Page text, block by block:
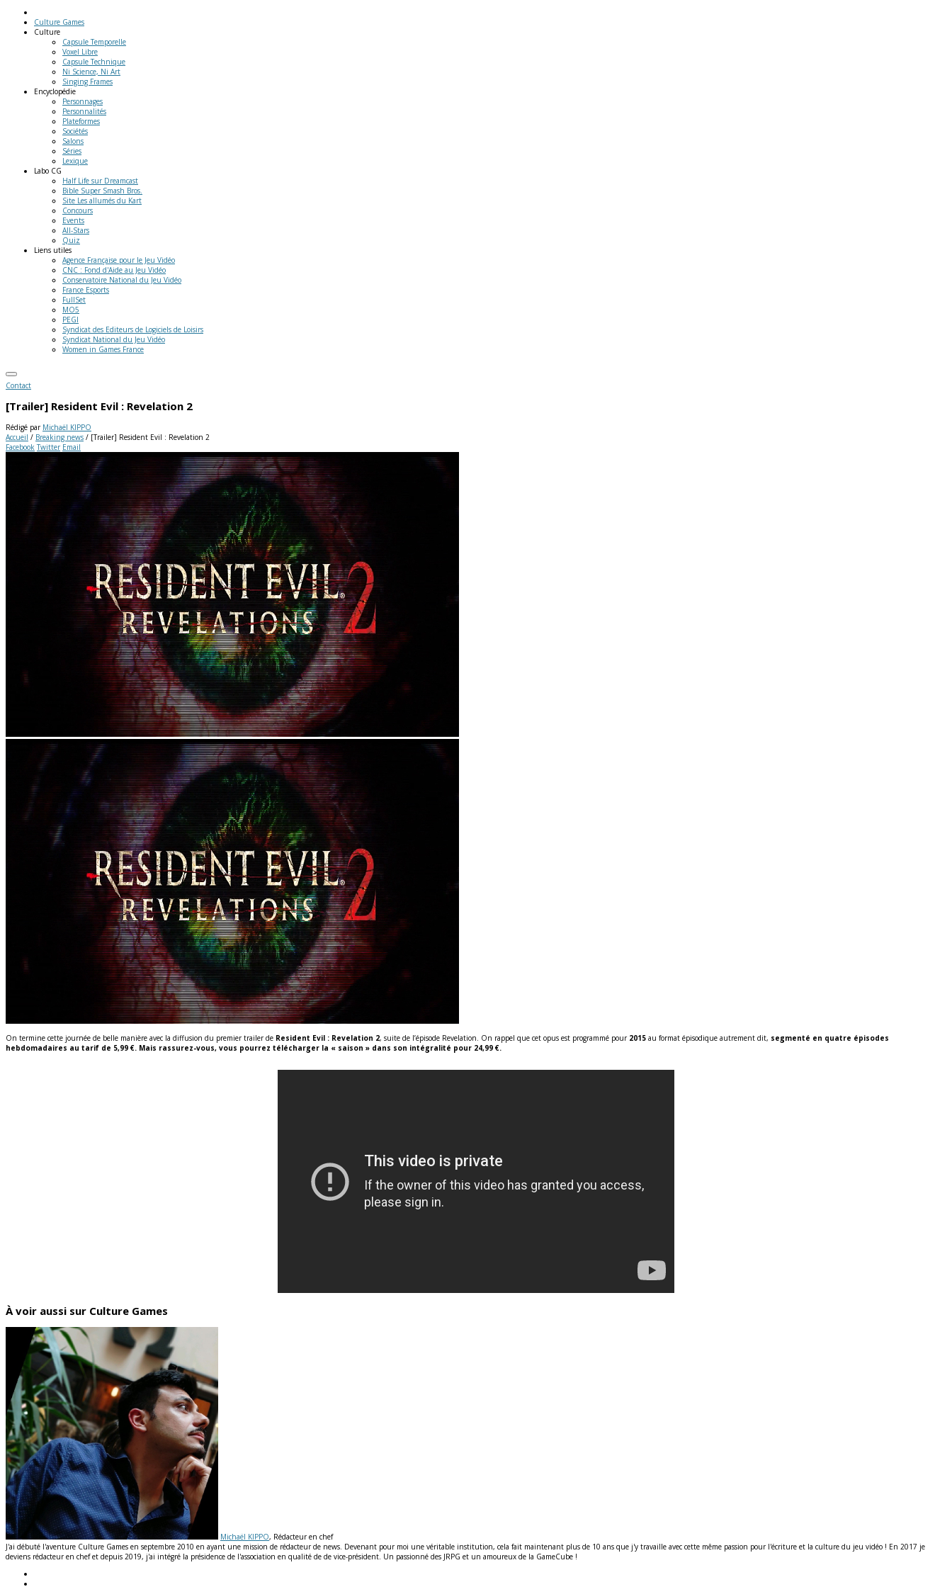
Culture Games
Culture
Capsule Temporelle
Voxel Libre
Capsule Technique
Ni Science, Ni Art
Singing Frames
Encyclopédie
Personnages
Personnalités
Plateformes
Sociétés
Salons
Séries
Lexique
Labo CG
Half Life sur Dreamcast
Bible Super Smash Bros.
Site Les allumés du Kart
Concours
Events
All-Stars
Quiz
Liens utiles
Agence Française pour le Jeu Vidéo
CNC : Fond d'Aide au Jeu Vidéo
Conservatoire National du Jeu Vidéo
France Esports
FullSet
MO5
PEGI
Syndicat des Editeurs de Logiciels de Loisirs
Syndicat National du Jeu Vidéo
Women in Games France
Contact
[Trailer] Resident Evil : Revelation 2
Rédigé par Michaël KIPPO
Accueil / Breaking news / [Trailer] Resident Evil : Revelation 2
Facebook Twitter Email
On termine cette journée de belle manière avec la diffusion du premier trailer de Resident Evil : Revelation 2, suite de l’épisode Revelation. On rappel que cet opus est programmé pour 2015 au format épisodique autrement dit, segmenté en quatre épisodes
hebdomadaires au tarif de 5,99 €. Mais rassurez-vous, vous pourrez télécharger la « saison » dans son intégralité pour 24,99 €.
À voir aussi sur Culture Games
Michaël KIPPO, Rédacteur en chef
J'ai débuté l'aventure Culture Games en septembre 2010 en ayant une mission de rédacteur de news. Devenant pour moi une véritable institution, cela fait maintenant plus de 10 ans que j'y travaille avec cette même passion pour l'écriture et la culture du jeu vidéo ! En 2017 je
deviens rédacteur en chef et depuis 2019, j'ai intégré la présidence de l'association en qualité de de vice-président. Un passionné des JRPG et un amoureux de la GameCube !